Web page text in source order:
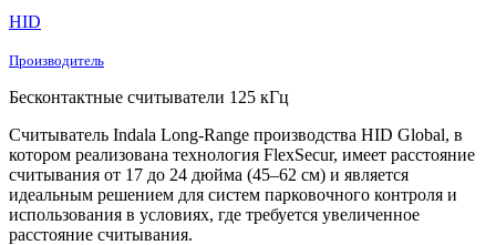
HID
Производитель
Бесконтактные считыватели 125 кГц
Считыватель Indala Long-Range производства HID Global, в
котором реализована технология FlexSecur, имеет расстояние
считывания от 17 до 24 дюйма (45‒62 см) и является
идеальным решением для систем парковочного контроля и
использования в условиях, где требуется увеличенное
расстояние считывания.